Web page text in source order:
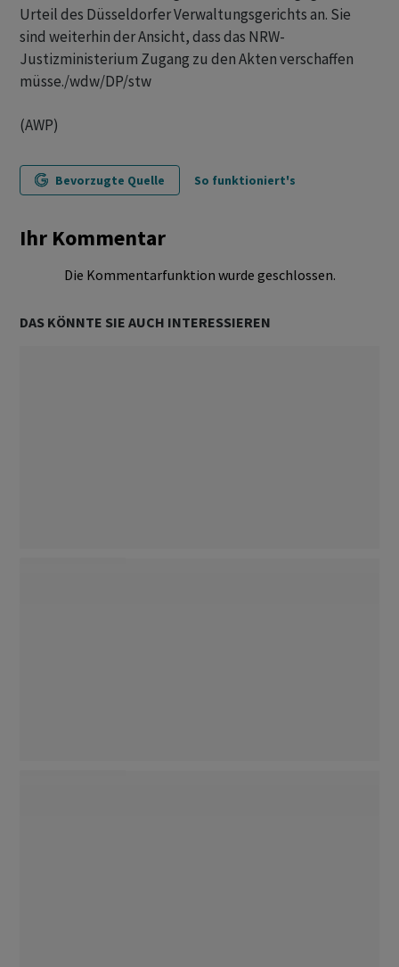
Urteil des Düsseldorfer Verwaltungsgerichts an. Sie
sind weiterhin der Ansicht, dass das NRW-
Justizministerium Zugang zu den Akten verschaffen
müsse./wdw/DP/stw
(AWP)
Bevorzugte Quelle So funktioniert's
Ihr Kommentar
Die Kommentarfunktion wurde geschlossen.
DAS KÖNNTE SIE AUCH INTERESSIEREN